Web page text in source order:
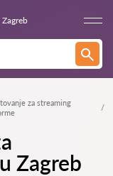
Zagreb
za streaming
Zagreb